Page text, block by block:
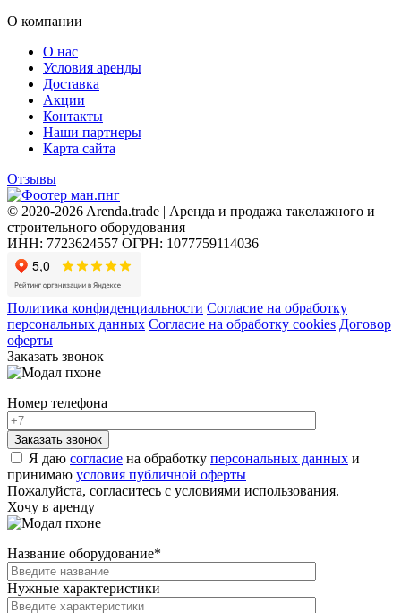
О компании
О нас
Условия аренды
Доставка
Акции
Контакты
Наши партнеры
Карта сайта
Отзывы
© 2020-2026 Arenda.trade | Аренда и продажа такелажного и
строительного оборудования
ИНН: 7723624557 ОГРН: 1077759114036
Политика конфиденциальности Согласие на обработку
персональных данных Согласие на обработку cookies Договор
оферты
Заказать звонок
Номер телефона
Я даю согласие на обработку персональных данных и
принимаю условия публичной оферты
Пожалуйста, согласитесь с условиями использования.
Хочу в аренду
Название оборудование*
Нужные характеристики